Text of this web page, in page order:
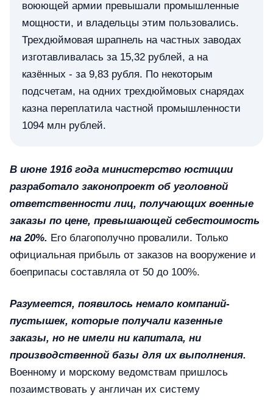
воюющей армии превышали промышленные
мощности, и владельцы этим пользовались.
Трехдюймовая шрапнель на частных заводах
изготавливалась за 15,32 рублей, а на
казённых - за 9,83 рубля. По некоторым
подсчетам, на одних трехдюймовых снарядах
казна переплатила частной промышленности
1094 млн рублей.
В июне 1916 года министерство юстиции
разработало законопроект об уголовной
ответственности лиц, получающих военные
заказы по цене, превышающей себестоимость
на 20%. Его благополучно провалили. Только
официальная прибыль от заказов на вооружение и
боеприпасы составляла от 50 до 100%.
Разумеется, появилось немало компаний-
пустышек, которые получали казенные
заказы, но не имели ни капитала, ни
производственной базы для их выполнения.
Военному и морскому ведомствам пришлось
позаимствовать у англичан их систему